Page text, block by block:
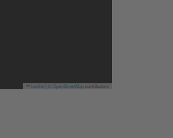
Leaflet OpenStreetMapcontributors